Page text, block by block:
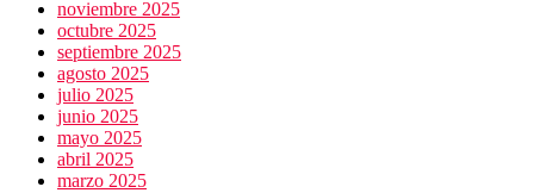
noviembre 2025
octubre 2025
septiembre 2025
agosto 2025
julio 2025
junio 2025
mayo 2025
abril 2025
marzo 2025